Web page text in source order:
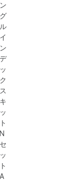
ン
グ
ル
イ
ン
デ
ッ
ク
ス
キ
ッ
ト
N
セ
ッ
ト
A